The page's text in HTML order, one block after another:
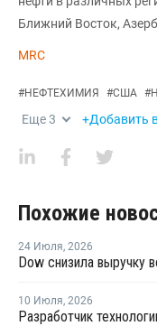
Ближний Восток,
MRC
#НЕФТЕХИМИЯ #США #
Еще3 +Добавить
Похожие
24 Июля, 2026
Dow снизила выручку
10 Июля, 2026